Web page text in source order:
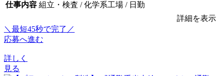
仕事内容 組立・検査 / 化学系工場 / 日勤
詳細を表示
＼最短45秒で完了／
応募へ進む
詳しく
見る